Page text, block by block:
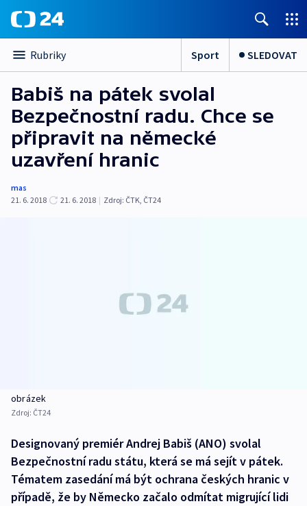
Rubriky Sport SLEDOVAT
Babiš na pátek svolal
Bezpečnostní radu. Chce se
připravit na německé
uzavření hranic
mas
21. 6. 2018
21. 6. 2018 | Zdroj: ČTK, ČT24
obrázek
Zdroj: ČT24
Designovaný premiér Andrej Babiš (ANO) svolal
Bezpečnostní radu státu, která se má sejít v pátek.
Tématem zasedání má být ochrana českých hranic v
případě, že by Německo začalo odmítat migrující lidi